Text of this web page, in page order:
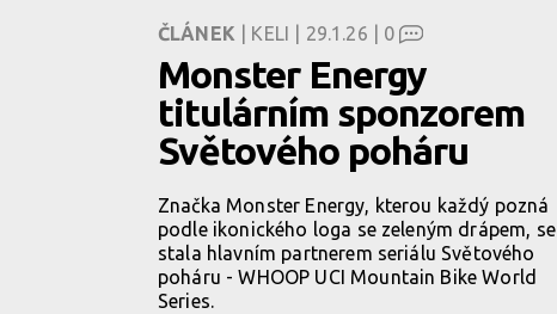
ČLÁNEK | KELI | 29.1.26 | 0
Monster Energy
titulárním sponzorem
Světového poháru
Značka Monster Energy, kterou každý pozná
podle ikonického loga se zeleným drápem, se
stala hlavním partnerem seriálu Světového
poháru - WHOOP UCI Mountain Bike World
Series.